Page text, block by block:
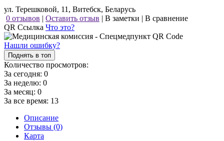
ул. Терешковой, 11, Витебск, Беларусь
0 отзывов | Оставить отзыв | В заметки | В сравнение
QR Ссылка Что это?
Нашли ошибку?
Поднять в топ
Количество просмотров:
За сегодня: 0
За неделю: 0
За месяц: 0
За все время: 13
Описание
Отзывы (0)
Карта